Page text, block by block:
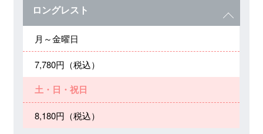
ロングレスト
月～金曜日
7,780円（税込）
土・日・祝日
8,180円（税込）